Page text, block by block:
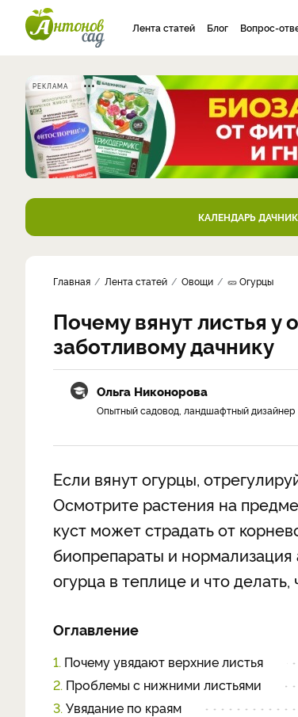
Лента статей Блог Вопрос-
РЕКЛАМА
КАЛЕНДАРЬ
Главная Лента статей Овощи 🥒 Огурцы
Почему вянут листья у
заботливому дачнику
Ольга Никонорова
Опытный садовод, ландшафтный дизайнер
Если вянут огурцы,
Осмотрите растения на
куст может страдать от
биопрепараты и нормализация
огурца в теплице и что делать,
Оглавление
1. Почему увядают верхние листья
2. Проблемы с нижними листьями
3. Увядание по краям